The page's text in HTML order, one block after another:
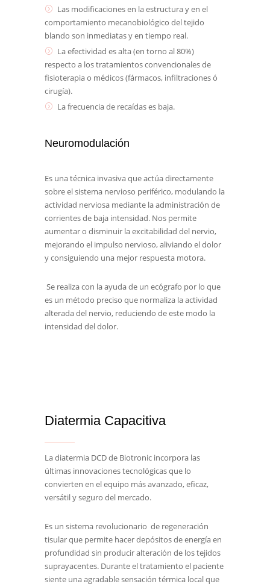
Las modificaciones en la estructura y en el
comportamiento mecanobiológico del tejido
blando son inmediatas y en tiempo real.
La efectividad es alta (en torno al 80%)
respecto a los tratamientos convencionales de
fisioterapia o médicos (fármacos, infiltraciones ó
cirugía).
La frecuencia de recaídas es baja.
Neuromodulación
Es una técnica invasiva que actúa directamente
sobre el sistema nervioso periférico, modulando la
actividad nerviosa mediante la administración de
corrientes de baja intensidad. Nos permite
aumentar o disminuir la excitabilidad del nervio,
mejorando el impulso nervioso, aliviando el dolor
y consiguiendo una mejor respuesta motora.
Se realiza con la ayuda de un ecógrafo por lo que
es un método preciso que normaliza la actividad
alterada del nervio, reduciendo de este modo la
intensidad del dolor.
Diatermia Capacitiva
La diatermia DCD de Biotronic incorpora las
últimas innovaciones tecnológicas que lo
convierten en el equipo más avanzado, eficaz,
versátil y seguro del mercado.
Es un sistema revolucionario de regeneración
tisular que permite hacer depósitos de energía en
profundidad sin producir alteración de los tejidos
suprayacentes. Durante el tratamiento el paciente
siente una agradable sensación térmica local que